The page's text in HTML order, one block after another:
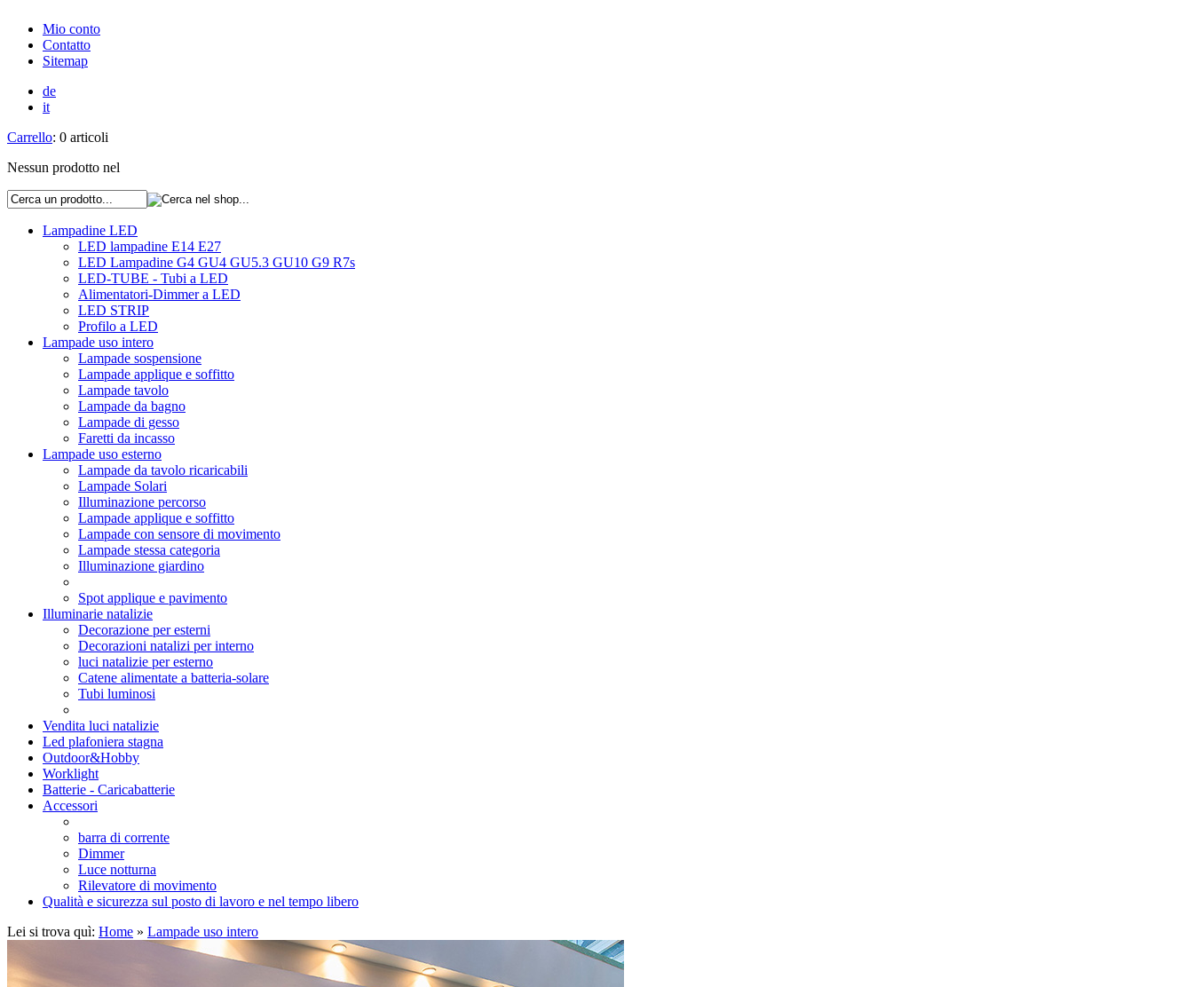
Mio conto
Contatto
Sitemap
de
it
Carrello: 0 articoli
Nessun prodotto nel
Lampadine LED
LED lampadine E14 E27
LED Lampadine G4 GU4 GU5.3 GU10 G9 R7s
LED-TUBE - Tubi a LED
Alimentatori-Dimmer a LED
LED STRIP
Profilo a LED
Lampade uso intero
Lampade sospensione
Lampade applique e soffitto
Lampade tavolo
Lampade da bagno
Lampade di gesso
Faretti da incasso
Lampade uso esterno
Lampade da tavolo ricaricabili
Lampade Solari
Illuminazione percorso
Lampade applique e soffitto
Lampade con sensore di movimento
Lampade stessa categoria
Illuminazione giardino
Spot applique e pavimento
Illuminarie natalizie
Decorazione per esterni
Decorazioni natalizi per interno
luci natalizie per esterno
Catene alimentate a batteria-solare
Tubi luminosi
Vendita luci natalizie
Led plafoniera stagna
Outdoor&Hobby
Worklight
Batterie - Caricabatterie
Accessori
barra di corrente
Dimmer
Luce notturna
Rilevatore di movimento
Qualità e sicurezza sul posto di lavoro e nel tempo libero
Lei si trova quì: Home » Lampade uso intero